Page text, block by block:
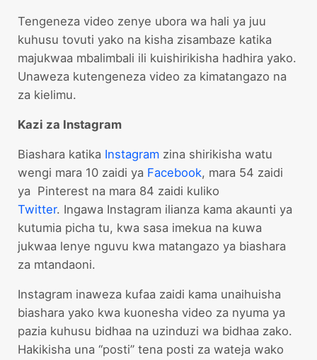
Tengeneza video zenye ubora wa hali ya juu
kuhusu tovuti yako na kisha zisambaze katika
majukwaa mbalimbali ili kuishirikisha hadhira yako.
Unaweza kutengeneza video za kimatangazo na
za kielimu.
Kazi za Instagram
Biashara katika Instagramzina shirikisha watu
wengi mara 10 zaidi ya Facebook, mara 54 zaidi
ya Pinterest na mara 84 zaidi kuliko
Twitter. Ingawa Instagram ilianza kama akaunti ya
kutumia picha tu, kwa sasa imekua na kuwa
jukwaa lenye nguvu kwa matangazo ya biashara
za mtandaoni.
Instagram inaweza kufaa zaidi kama unaihuisha
biashara yako kwa kuonesha video za nyuma ya
pazia kuhusu bidhaa na uzinduzi wa bidhaa zako.
Hakikisha una “posti” tena posti za wateja wako